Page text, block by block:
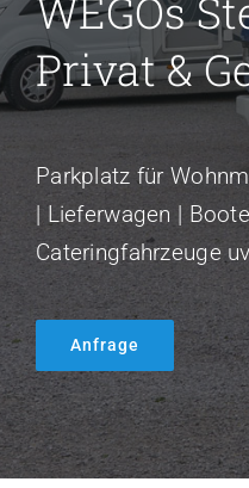
WEGOs
Privat &
Parkplatz für
| Lieferwagen |
Cateringfahrzeuge
Anfrage